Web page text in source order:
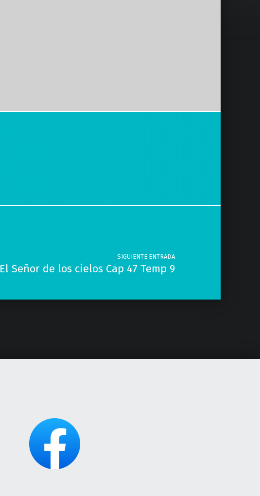
SIGUIENTE ENTRADA
El Señor de los cielos Cap 47 Temp 9